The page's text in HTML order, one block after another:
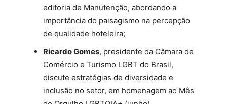
editoria de Manutenção, abordando a
importância do paisagismo na percepção
de qualidade hoteleira;
Ricardo Gomes, presidente da Câmara de
Comércio e Turismo LGBT do Brasil,
discute estratégias de diversidade e
inclusão no setor, em homenagem ao Mês